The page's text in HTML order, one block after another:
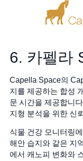
6. 카펠라
Capella Space의
지를 제공하는 합성
문 시간을 제공합니
지형 분석을 위한 신
식물 건강 모니터링
해안 습지와 같은 지
에서 캐노피 변화와